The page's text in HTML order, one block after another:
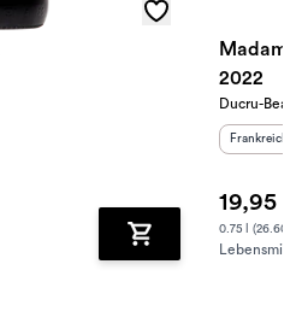
Zum Warenkorb
2022
Ducru-
Frankreich
19,95 €
0.75 l (26.60 €